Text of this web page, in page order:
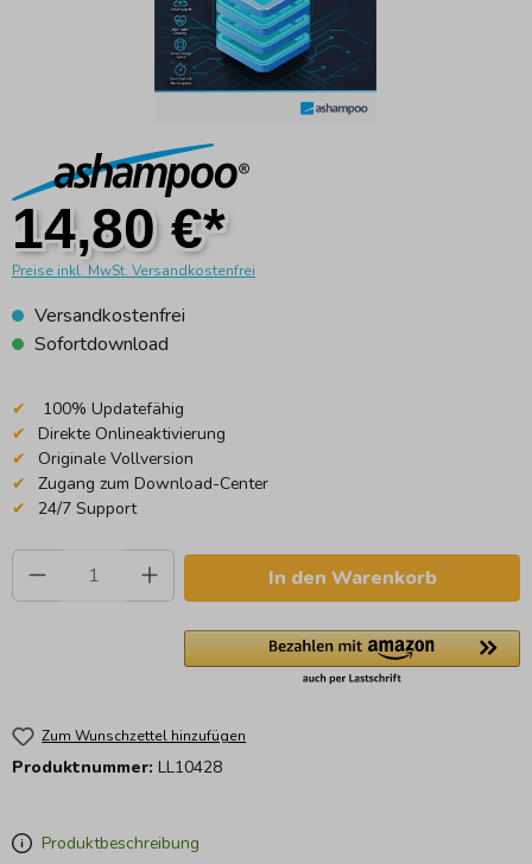
Produktbeschreibung
14,80 €*
Preise inkl. MwSt. Versandkostenfrei
Versandkostenfrei
Sofortdownload
100% Updatefähig
Direkte Onlineaktivierung
Originale Vollversion
Zugang zum Download-Center
24/7 Support
Produkt Anzahl: Gib den gewünschten
In den Warenkorb
Zum Wunschzettel hinzufügen
Produktnummer: LL10428